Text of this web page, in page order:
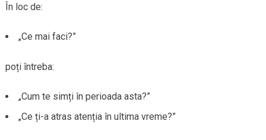
În loc de:
„Ce mai faci?”
poți întreba:
„Cum te simți în perioada asta?”
„Ce ți-a atras atenția în ultima vreme?”